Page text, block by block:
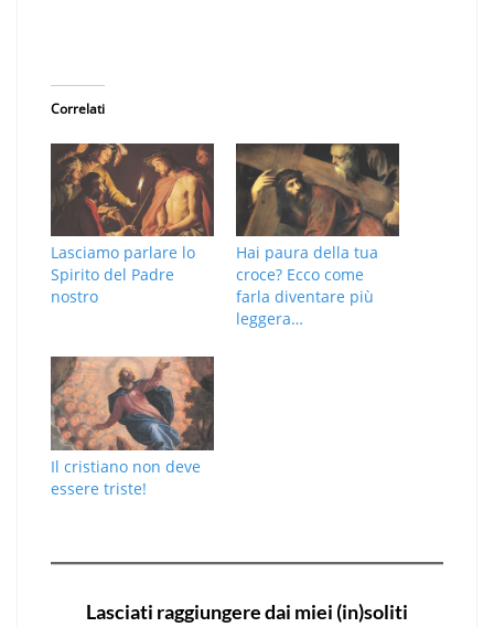
Correlati
Lasciamo parlare lo
Spirito del Padre
nostro
Hai paura della tua
croce? Ecco come
farla diventare più
leggera…
Il cristiano non deve
essere triste!
Lasciati raggiungere dai miei (in)soliti